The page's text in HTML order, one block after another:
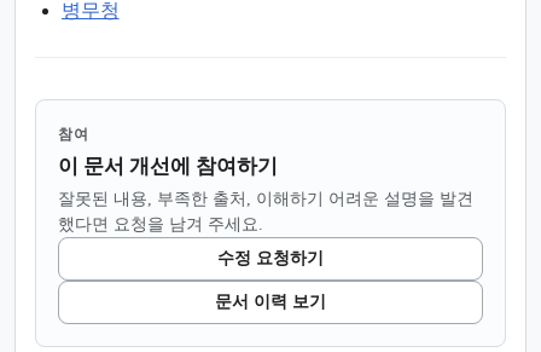
병무청
참여
이 문서 개선에 참여하기
잘못된 내용, 부족한 출처, 이해하기 어려운 설명을 발견
했다면 요청을 남겨 주세요.
수정 요청하기
문서 이력 보기